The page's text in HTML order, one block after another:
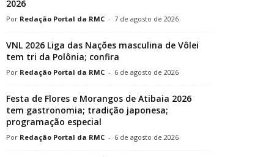
2026
Redação Portal da RMC - 7 de agosto de 2026
VNL 2026 Liga das Nações masculina de Vôlei
tem tri da Polônia; confira
Redação Portal da RMC - 6 de agosto de 2026
Festa de Flores e Morangos de Atibaia 2026
tem gastronomia; tradição japonesa;
programação especial
Redação Portal da RMC - 6 de agosto de 2026